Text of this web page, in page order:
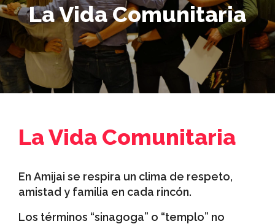
La Vida Comunitaria
La Vida Comunitaria
En Amijai se respira un clima de respeto,
amistad y familia en cada rincón.
Los términos “sinagoga” o “templo” no